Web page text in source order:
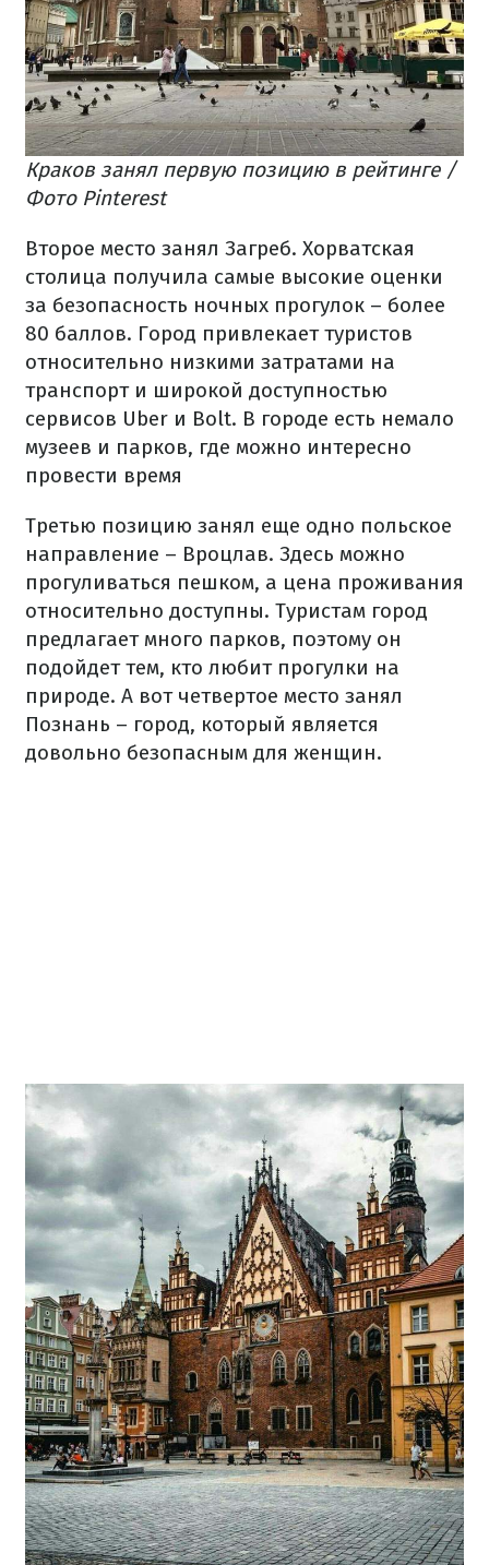
Краков занял первую позицию в рейтинге /
Фото Pinterest
Второе место занял Загреб. Хорватская
столица получила самые высокие оценки
за безопасность ночных прогулок – более
80 баллов. Город привлекает туристов
относительно низкими затратами на
транспорт и широкой доступностью
сервисов Uber и Bolt. В городе есть немало
музеев и парков, где можно интересно
провести время
Третью позицию занял еще одно польское
направление – Вроцлав. Здесь можно
прогуливаться пешком, а цена проживания
относительно доступны. Туристам город
предлагает много парков, поэтому он
подойдет тем, кто любит прогулки на
природе. А вот четвертое место занял
Познань – город, который является
довольно безопасным для женщин.